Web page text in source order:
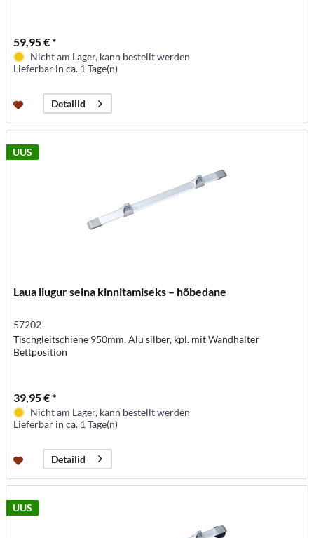
59,95 € *
Nicht am Lager, kann bestellt werden
Lieferbar in ca. 1 Tage(n)
Detailid
UUS
Laua liugur seina kinnitamiseks – hõbedane
57202
Tischgleitschiene 950mm, Alu silber, kpl. mit Wandhalter
Bettposition
39,95 € *
Nicht am Lager, kann bestellt werden
Lieferbar in ca. 1 Tage(n)
Detailid
UUS